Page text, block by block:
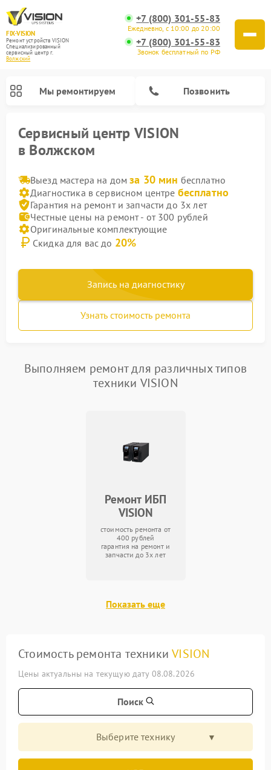
FIX-VISION
Ремонт устройств VISION
Специализированный
cервисный центр г.
Волжский
+7 (800) 301-55-83
Ежедневно, с 10:00 до 20:00
+7 (800) 301-55-83
Звонок бесплатный по РФ
Мы ремонтируем Позвонить
Сервисный центр VISION
в Волжском
Выезд мастера на домза 30 мин бесплатно
Диагностика в сервисном центре бесплатно
Гарантия на ремонт и запчасти до 3х лет
Честные цены на ремонт - от 300 рублей
Оригинальные комплектующие
Скидка для вас до 20%
Запись на диагностику
Узнать стоимость ремонта
Выполняем ремонт для различных типов
техники VISION
Ремонт ИБП
VISION
стоимость ремонта от
400 рублей
гарантия на ремонт и
запчасти до 3х лет
Показать еще
Стоимость ремонта техникиVISION
Цены актуальны на текущую дату 08.08.2026
Поиск
Выберите технику